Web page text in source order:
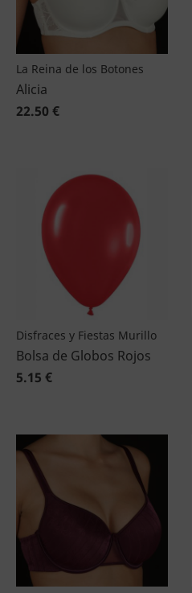
La Reina de los Botones
Alicia
22.50 €
Disfraces y Fiestas Murillo
Bolsa de Globos Rojos
5.15 €